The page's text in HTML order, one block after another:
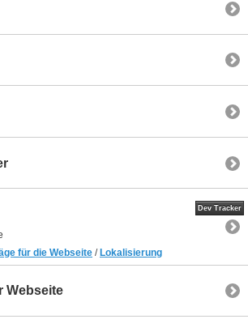
Dev Tracker
für die Webseite / Lokalisierung
Webseite